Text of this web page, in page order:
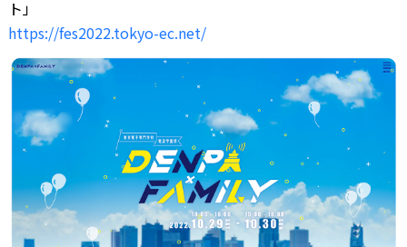
ト」
https://fes2022.tokyo-ec.net/